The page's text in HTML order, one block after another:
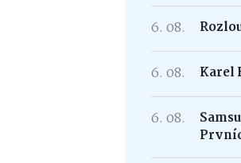
6. 08.
6. 08. Karel
6. 08.